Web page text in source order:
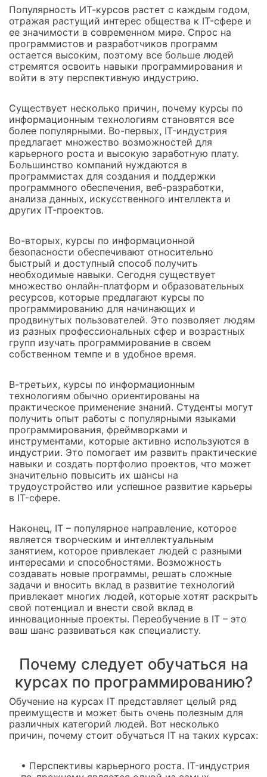
Популярность ИТ-курсов растет с каждым годом,
отражая растущий интерес общества к IT-сфере и
ее значимости в современном мире. Спрос на
программистов и разработчиков программ
остается высоким, поэтому все больше людей
стремятся освоить навыки программирования и
войти в эту перспективную индустрию.
Существует несколько причин, почему курсы по
информационным технологиям становятся все
более популярными. Во-первых, IT-индустрия
предлагает множество возможностей для
карьерного роста и высокую заработную плату.
Большинство компаний нуждаются в
программистах для создания и поддержки
программного обеспечения, веб-разработки,
анализа данных, искусственного интеллекта и
других IT-проектов.
Во-вторых, курсы по информационной
безопасности обеспечивают относительно
быстрый и доступный способ получить
необходимые навыки. Сегодня существует
множество онлайн-платформ и образовательных
ресурсов, которые предлагают курсы по
программированию для начинающих и
продвинутых пользователей. Это позволяет людям
из разных профессиональных сфер и возрастных
групп изучать программирование в своем
собственном темпе и в удобное время.
В-третьих, курсы по информационным
технологиям обычно ориентированы на
практическое применение знаний. Студенты могут
получить опыт работы с популярными языками
программирования, фреймворками и
инструментами, которые активно используются в
индустрии. Это помогает им развить практические
навыки и создать портфолио проектов, что может
значительно повысить их шансы на
трудоустройство или успешное развитие карьеры
в IT-сфере.
Наконец, IT – популярное направление, которое
является творческим и интеллектуальным
занятием, которое привлекает людей с разными
интересами и способностями. Возможность
создавать новые программы, решать сложные
задачи и вносить вклад в развитие технологий
привлекает многих людей, которые хотят раскрыть
свой потенциал и внести свой вклад в
инновационные проекты. Переобучение в IT – это
ваш шанс развиваться как специалисту.
Почему следует обучаться на
курсах по программированию?
Обучение на курсах IT представляет целый ряд
преимуществ и может быть очень полезным для
различных категорий людей. Вот несколько
причин, почему стоит обучаться IT на таких курсах:
• Перспективы карьерного роста. IT-индустрия